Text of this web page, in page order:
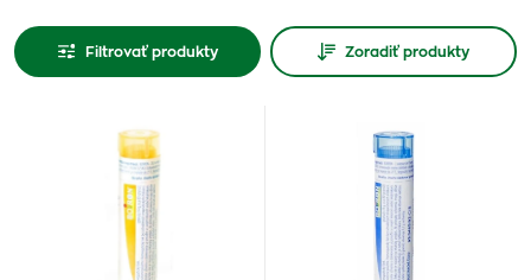
Filtrovať produkty Zoradiť produkty